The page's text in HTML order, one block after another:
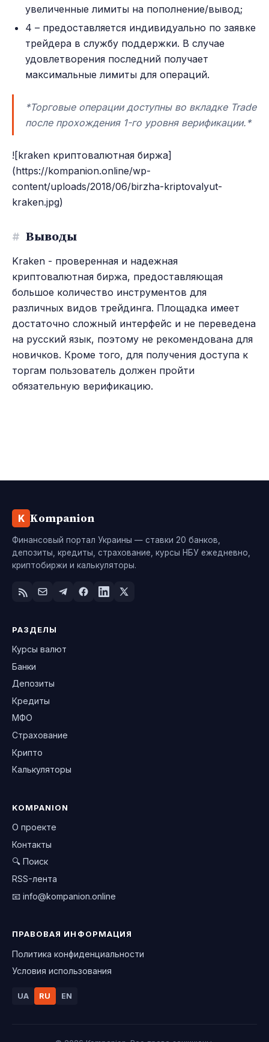
увеличенные лимиты на пополнение/вывод;
4 – предоставляется индивидуально по заявке
трейдера в службу поддержки. В случае
удовлетворения последний получает
максимальные лимиты для операций.
*Торговые операции доступны во вкладке Trade
после прохождения 1-го уровня верификации.*
![kraken криптовалютная биржа]
(https://kompanion.online/wp-
content/uploads/2018/06/birzha-kriptovalyut-
kraken.jpg)
# Выводы
Kraken - проверенная и надежная
криптовалютная биржа, предоставляющая
большое количество инструментов для
различных видов трейдинга. Площадка имеет
достаточно сложный интерфейс и не переведена
на русский язык, поэтому не рекомендована для
новичков. Кроме того, для получения доступа к
торгам пользователь должен пройти
обязательную верификацию.
K Kompanion
Финансовый портал Украины — ставки 20 банков,
депозиты, кредиты, страхование, курсы НБУ ежедневно,
криптобиржи и калькуляторы.
РАЗДЕЛЫ
Курсы валют
Банки
Депозиты
Кредиты
МФО
Страхование
Крипто
Калькуляторы
KOMPANION
О проекте
Контакты
🔍 Поиск
RSS-лента
📧 info@kompanion.online
ПРАВОВАЯ ИНФОРМАЦИЯ
Политика конфиденциальности
Условия использования
UA RU EN